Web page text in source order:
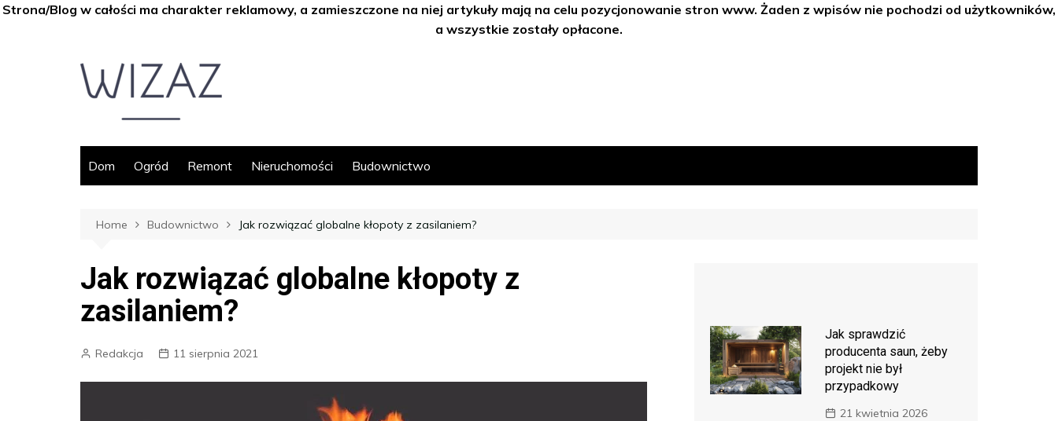
Strona/Blog w całości ma charakter reklamowy, a zamieszczone na niej artykuły mają na celu pozycjonowanie stron www. Żaden z wpisów nie pochodzi od użytkowników,
a wszystkie zostały opłacone.
Dom Ogród Remont Nieruchomości Budownictwo
Home Budownictwo Jak rozwiązać globalne kłopoty z zasilaniem?
Jak rozwiązać globalne kłopoty z
zasilaniem?
Redakcja 11 sierpnia 2021
Jak sprawdzić
producenta saun, żeby
projekt nie był
przypadkowy
21 kwietnia 2026